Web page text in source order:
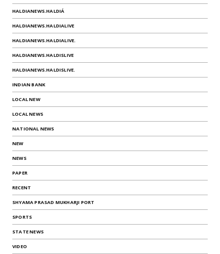
HALDIANEWS.HALDIÁ
HALDIANEWS.HALDIALIVE
HALDIANEWS.HALDIALIVE.
HALDIANEWS.HALDISLIVE
HALDIANEWS.HALDISLIVE.
INDIAN BANK
LOCAL NEW
LOCAL NEWS
NATIONAL NEWS
NEW
NEWS
PAPER
RECENT
SHYAMA PRASAD MUKHARJI PORT
SPORTS
STATE NEWS
VIDEO